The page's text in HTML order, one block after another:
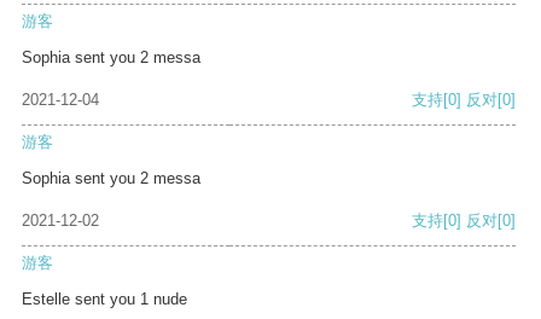
游客
Sophia sent you 2 messa
2021-12-04 支持[0] 反对[0]
游客
Sophia sent you 2 messa
2021-12-02 支持[0] 反对[0]
游客
Estelle sent you 1 nude